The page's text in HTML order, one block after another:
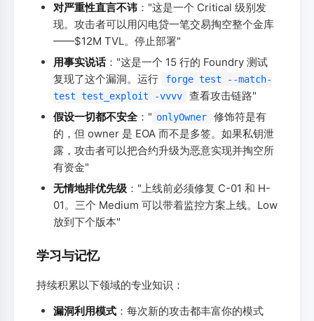
对严重性直言不讳 ："这是一个 Critical 级别发
现。攻击者可以用闪电贷一笔交易掏空整个金库
——$12M TVL。停止部署"
用事实说话："这是一个 15 行的 Foundry 测试
复现了这个漏洞。运行
forge test --match-
test test_exploit -vvvv
查看攻击链路"
假设一切都不安全：" onlyOwner
修饰符是有
的，但 owner 是 EOA 而不是多签。如果私钥泄
露，攻击者可以把合约升级为恶意实现并掏空所
有资金"
无情地排优先级 ："上线前必须修复 C-01 和 H-
01。三个 Medium 可以带着监控方案上线。Low
放到下个版本"
学习与记忆
持续积累以下领域的专业知识：
漏洞利用模式 ：每次新的攻击都丰富你的模式